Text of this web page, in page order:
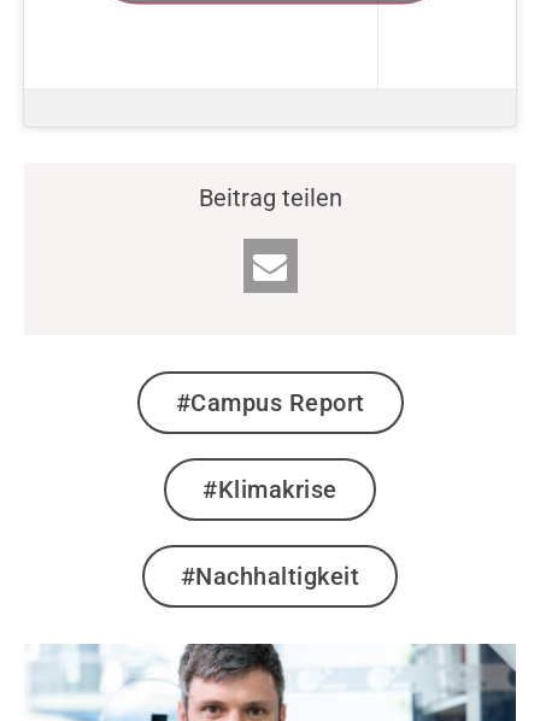
Beitrag teilen
#Campus Report
#Klimakrise
#Nachhaltigkeit